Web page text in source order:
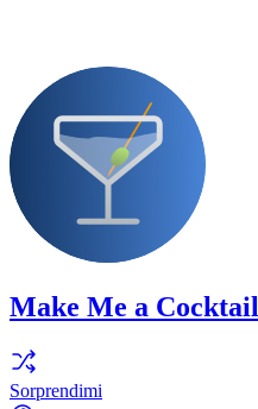
Make Me a Cocktail
Sorprendimi